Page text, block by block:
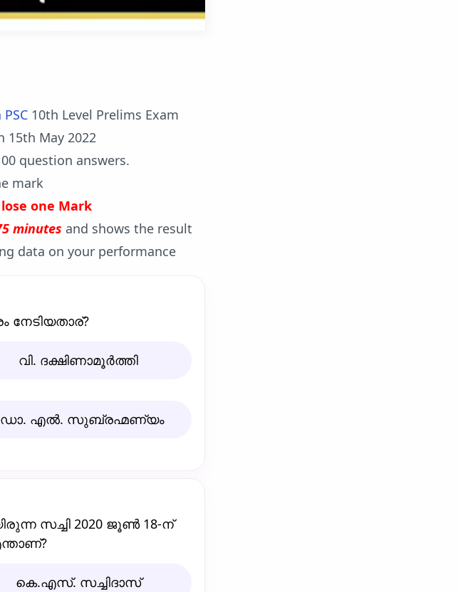
10th Level Prelims Exam
15th May 2022
question answers.
mark
one Mark
minutes and shows the result
data on your performance
നേടിയതാര്‌?
വി. ദക്ഷിണാമൂര്‍ത്തി
എല്‍. സുബ്രഹ്മണ്യം
സച്ചി 2020 ജൂണ്‍ 18-ന്‌
കെ.എസ്‌. സച്ചിദാസ്‌